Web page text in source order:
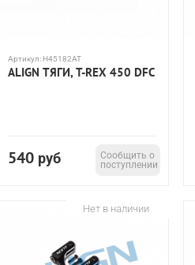
Артикул: H45182AT
ALIGN ТЯГИ, T-REX 450 DFC
540 руб
Сообщить о
поступлении
Нет в наличии